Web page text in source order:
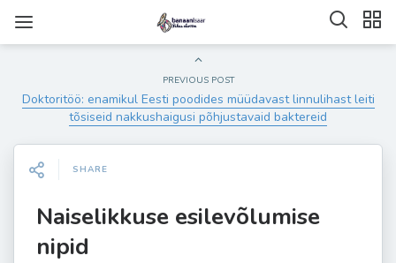
PREVIOUS POST
Doktoritöö: enamikul Eesti poodides müüdavast linnulihast leiti
tõsiseid nakkushaigusi põhjustavaid baktereid
SHARE
Naiselikkuse esilevõlumise
nipid